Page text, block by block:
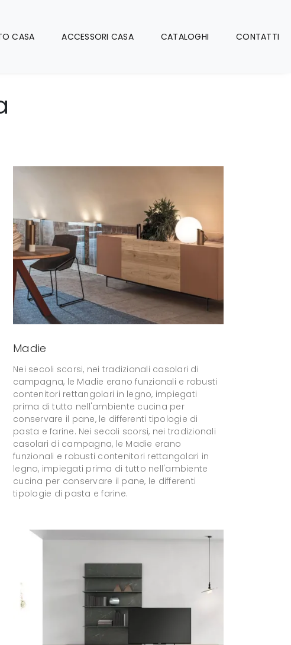
CASA ACCESSORI CASA CATALOGHI CONTATTI
Madie
Nei secoli scorsi, nei tradizionali casolari di
campagna, le Madie erano funzionali e robusti
contenitori rettangolari in legno, impiegati
prima di tutto nell'ambiente cucina per
conservare il pane, le differenti tipologie di
pasta e farine. Nei secoli scorsi, nei tradizionali
casolari di campagna, le Madie erano
funzionali e robusti contenitori rettangolari in
legno, impiegati prima di tutto nell'ambiente
cucina per conservare il pane, le differenti
tipologie di pasta e farine.